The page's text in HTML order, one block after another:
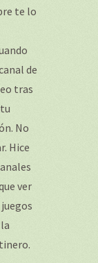
te lo
de
tras
No
Hice
ver